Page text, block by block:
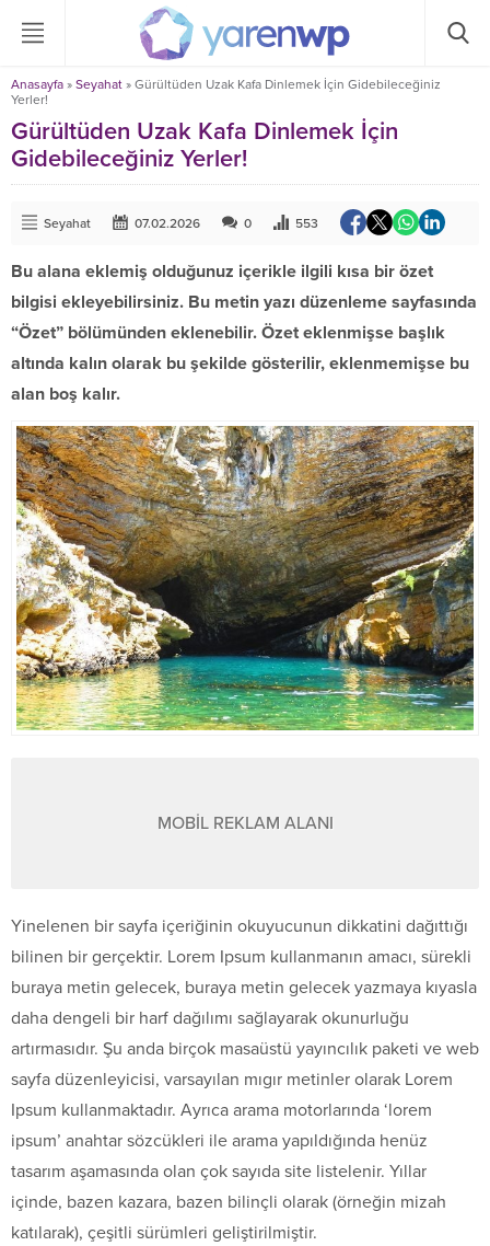
Anasayfa » Seyahat » Gürültüden Uzak Kafa Dinlemek İçin Gidebileceğiniz
Yerler!
Gürültüden Uzak Kafa Dinlemek İçin
Gidebileceğiniz Yerler!
Seyahat 07.02.2026 0 553
Bu alana eklemiş olduğunuz içerikle ilgili kısa bir özet
bilgisi ekleyebilirsiniz. Bu metin yazı düzenleme sayfasında
“Özet” bölümünden eklenebilir. Özet eklenmişse başlık
altında kalın olarak bu şekilde gösterilir, eklenmemişse bu
alan boş kalır.
MOBİL REKLAM ALANI
Yinelenen bir sayfa içeriğinin okuyucunun dikkatini dağıttığı
bilinen bir gerçektir. Lorem Ipsum kullanmanın amacı, sürekli
buraya metin gelecek, buraya metin gelecek yazmaya kıyasla
daha dengeli bir harf dağılımı sağlayarak okunurluğu
artırmasıdır. Şu anda birçok masaüstü yayıncılık paketi ve web
sayfa düzenleyicisi, varsayılan mıgır metinler olarak Lorem
Ipsum kullanmaktadır. Ayrıca arama motorlarında ‘lorem
ipsum’ anahtar sözcükleri ile arama yapıldığında henüz
tasarım aşamasında olan çok sayıda site listelenir. Yıllar
içinde, bazen kazara, bazen bilinçli olarak (örneğin mizah
katılarak), çeşitli sürümleri geliştirilmiştir.